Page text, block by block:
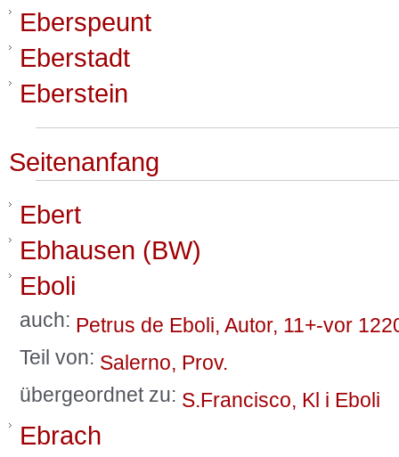
Eberspeunt
Eberstadt
Eberstein
Seitenanfang
Ebert
Ebhausen (BW)
Eboli
auch: Petrus de Eboli, Autor, 11+-vor
Teil von: Salerno, Prov.
übergeordnet zu: S.Francisco, Kl i Eboli
Ebrach